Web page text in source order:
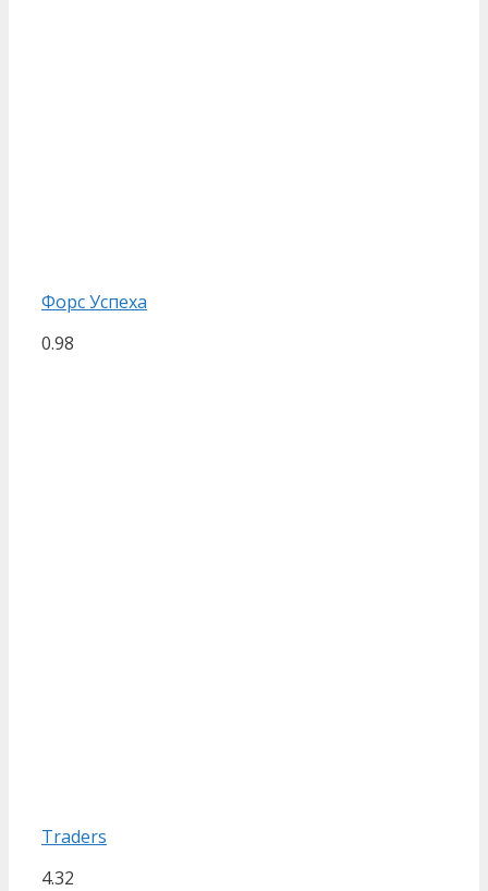
Форс Успеха
0.98
Traders
4.32